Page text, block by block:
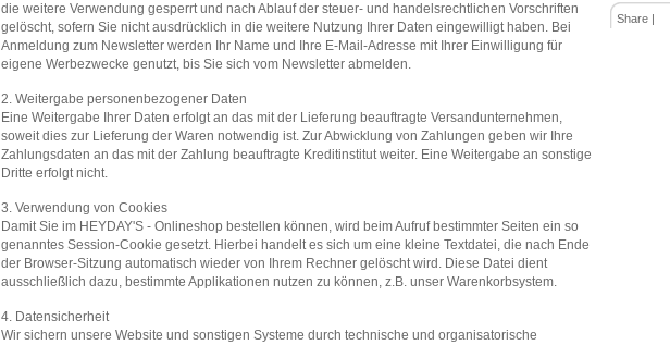
die weitere Verwendung gesperrt und nach Ablauf der steuer- und handelsrechtlichen Vorschriften
gelöscht, sofern Sie nicht ausdrücklich in die weitere Nutzung Ihrer Daten eingewilligt haben. Bei
Anmeldung zum Newsletter werden Ihr Name und Ihre E-Mail-Adresse mit Ihrer Einwilligung für
eigene Werbezwecke genutzt, bis Sie sich vom Newsletter abmelden.
2. Weitergabe personenbezogener Daten
Eine Weitergabe Ihrer Daten erfolgt an das mit der Lieferung beauftragte Versandunternehmen,
soweit dies zur Lieferung der Waren notwendig ist. Zur Abwicklung von Zahlungen geben wir Ihre
Zahlungsdaten an das mit der Zahlung beauftragte Kreditinstitut weiter. Eine Weitergabe an sonstige
Dritte erfolgt nicht.
3. Verwendung von Cookies
Damit Sie im HEYDAY'S - Onlineshop bestellen können, wird beim Aufruf bestimmter Seiten ein so
genanntes Session-Cookie gesetzt. Hierbei handelt es sich um eine kleine Textdatei, die nach Ende
der Browser-Sitzung automatisch wieder von Ihrem Rechner gelöscht wird. Diese Datei dient
ausschließlich dazu, bestimmte Applikationen nutzen zu können, z.B. unser Warenkorbsystem.
4. Datensicherheit
Wir sichern unsere Website und sonstigen Systeme durch technische und organisatorische
Share |